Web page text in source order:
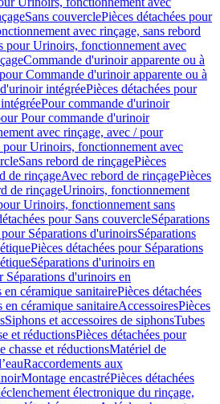
Sans couverclePièces détachées pour
avec rinçage, sans rebord
pour Urinoirs, fonctionnement avec
Commande d'urinoir apparente ou à
Commande d'urinoir apparente ou à
intégréePièces détachées pour
Pour commande d'urinoir
Pour commande d'urinoir
avec rinçage, avec / pour
pour Urinoirs, fonctionnement avec
Sans rebord de rinçagePièces
de rinçageAvec rebord de rinçagePièces
de rinçageUrinoirs, fonctionnement
Urinoirs, fonctionnement sans
pour Sans couvercleSéparations
pour Séparations d'urinoirsSéparations
Pièces détachées pour Séparations
Séparations d'urinoirs en
Séparations d'urinoirs en
céramique sanitairePièces détachées
céramique sanitaireAccessoiresPièces
Siphons et accessoires de siphonsTubes
et réductionsPièces détachées pour
chasse et réductionsMatériel de
Raccordements aux
Montage encastréPièces détachées
électronique du rinçage,